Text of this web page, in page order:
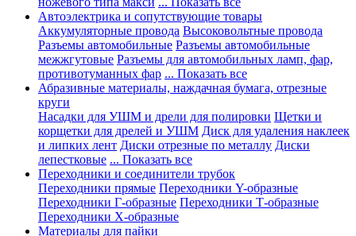
Автоэлектрика и сопутствующие товары
Аккумуляторные провода Высоковольтные провода
Разъемы автомобильные Разъемы автомобильные
межжгутовые Разъемы для автомобильных ламп, фар,
противотуманных фар ... Показать все
Абразивные материалы, наждачная бумага, отрезные
круги
Насадки для УШМ и дрели для полировки Щетки и
корщетки для дрелей и УШМ Диск для удаления наклеек
и липких лент Диски отрезные по металлу Диски
лепестковые ... Показать все
Переходники и соединители трубок
Переходники прямые Переходники Y-образные
Переходники Г-образные Переходники Т-образные
Переходники Х-образные
Материалы для пайки